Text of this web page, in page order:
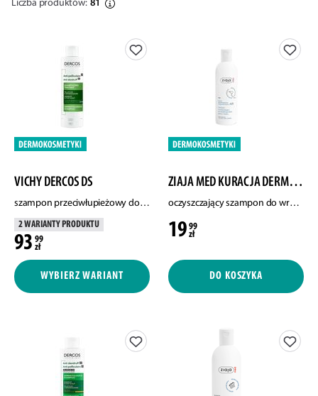
Liczba produktów: 81
VICHY DERCOS DS
szampon przeciwłupieżowy do włosów normalnych i przetłuszczających się, 200 ml
2 WARIANTY PRODUKTU
93 99
zł
WYBIERZ WARIANT
ZIAJA MED KURACJA DERMATOLOGICZNA
oczyszczający szampon do wrażliwej skóry głowy i karku, 300 ml
19 99
zł
DO KOSZYKA